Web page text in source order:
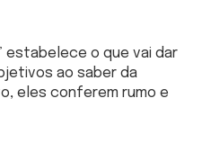
estabelece o que vai dar
ao saber da
eles conferem rumo e